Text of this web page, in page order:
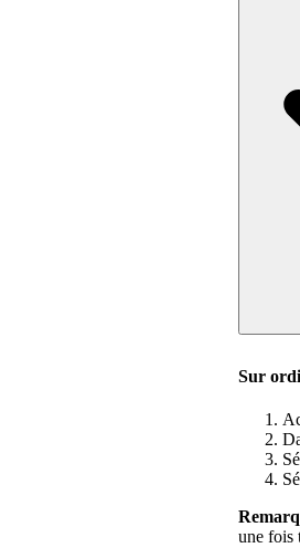
Sur
une fois